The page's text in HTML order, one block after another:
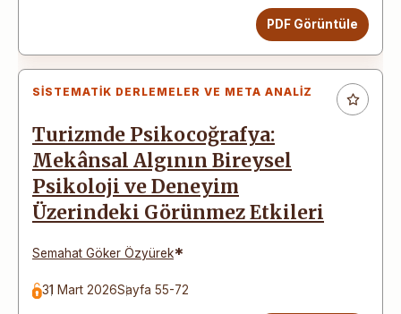
PDF Görüntüle
SISTEMATIK DERLEMELER VE META ANALIZ
Turizmde Psikocoğrafya:
Mekânsal Algının Bireysel
Psikoloji ve Deneyim
Üzerindeki Görünmez Etkileri
Semahat Göker Özyürek*
31 Mart 2026Sayfa 55-72